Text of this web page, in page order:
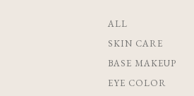
ALL
SKIN CARE
BASE MAKEUP
EYE COLOR